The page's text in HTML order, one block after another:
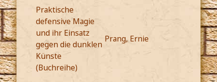
Praktische
defensive Magie
und ihr Einsatz
gegen die dunklen
Künste
(Buchreihe)
Prang, Ernie